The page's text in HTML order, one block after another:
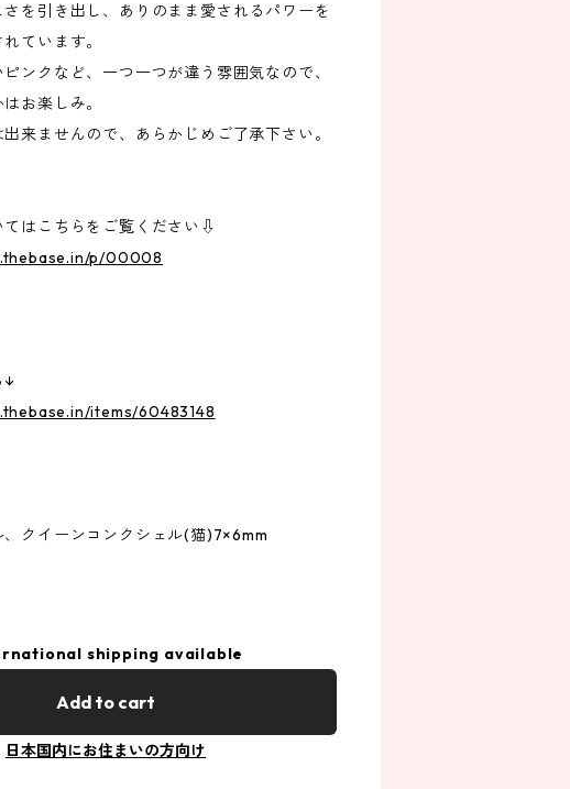
さを引き出し、ありのまま愛されるパワーを
ています。
ンクなど、一つ一つが違う雰囲気なので、
お楽しみ。
来ませんので、あらかじめご了承下さい。
てはこちらをご覧ください⇩
p/00008
↓
items/60483148
クイーンコンクシェル(猫)7×6mm
shipping available
Add to cart
日本国内にお住まいの方向け